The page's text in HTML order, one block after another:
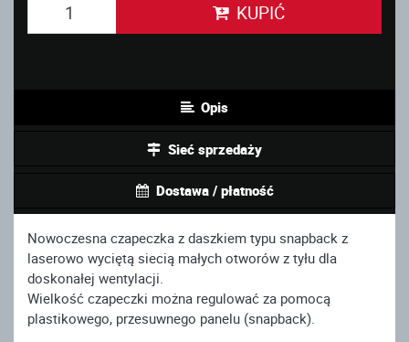
KUPIĆ
Opis
Sieć sprzedaży
Dostawa / płatność
Nowoczesna czapeczka z daszkiem typu snapback z
laserowo wyciętą siecią małych otworów z tyłu dla
doskonałej wentylacji.
Wielkość czapeczki można regulować za pomocą
plastikowego, przesuwnego panelu (snapback).